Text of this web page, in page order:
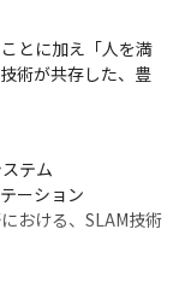
とに加え「人を満
術が共存した、豊
テム
ーション
おける、SLAM技術